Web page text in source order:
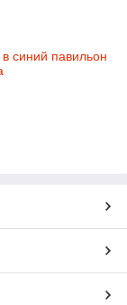
синий павильон